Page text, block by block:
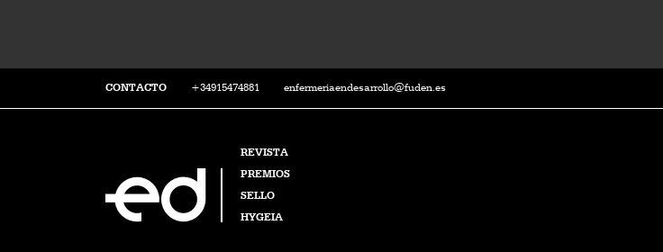
CONTACTO +34915474881 enfermeriaendesarrollo@fuden.es
REVISTA
PREMIOS
SELLO
HYGEIA